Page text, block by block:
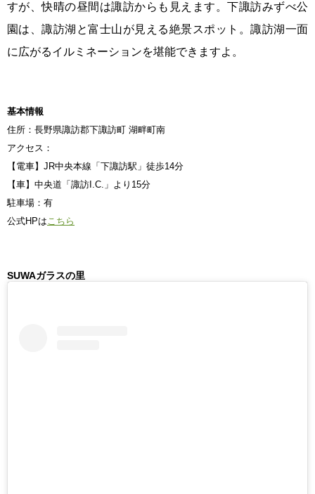
すが、快晴の昼間は諏訪からも見えます。下諏訪みずべ公
園は、諏訪湖と富士山が見える絶景スポット。諏訪湖一面
に広がるイルミネーションを堪能できますよ。
基本情報
住所：長野県諏訪郡下諏訪町 湖畔町南
アクセス：
【電車】JR中央本線「下諏訪駅」徒歩14分
【車】中央道「諏訪I.C.」より15分
駐車場：有
公式HPはこちら
SUWAガラスの里